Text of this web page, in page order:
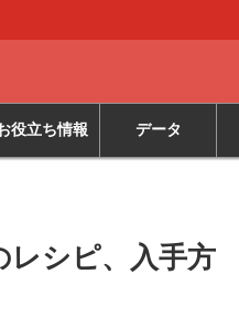
役立ち情報 データ
レシピ、入手方